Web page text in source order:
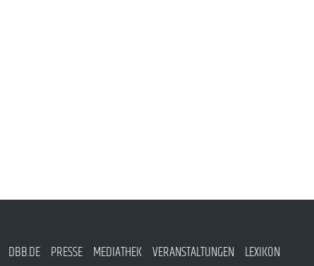
DBB.DE PRESSE MEDIATHEK VERANSTALTUNGEN LEXIKON